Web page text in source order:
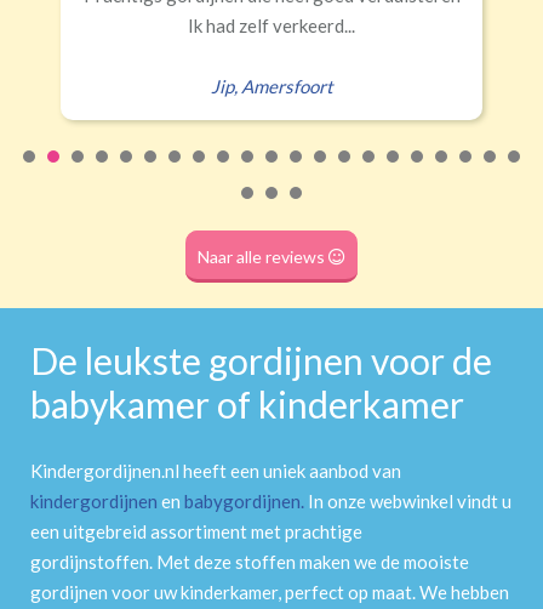
(wave plooi) (tunnel)
(dubbele tunnel)
Ik had zelf verkeerd...
Amersfoort
Naar alle reviews
De leukste gordijnen voor de
babykamer of kinderkamer
Kindergordijnen.nl heeft een uniek aanbod van
kindergordijnen en babygordijnen. In onze webwinkel vindt u
een uitgebreid assortiment met prachtige
gordijnstoffen. Met deze stoffen maken we de mooiste
gordijnen voor uw kinderkamer, perfect op maat. We hebben